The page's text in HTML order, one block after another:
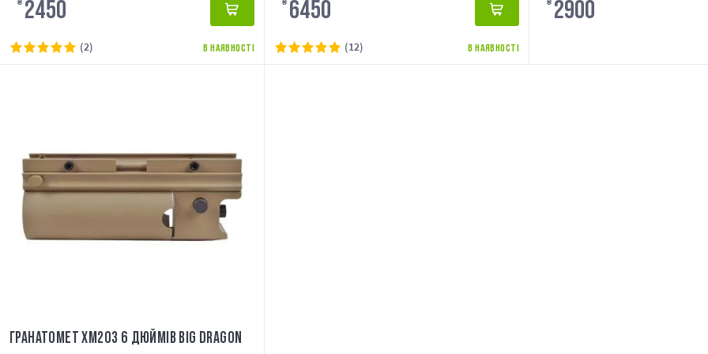
₴ 2450
В НАЯВНОСТІ
(2)
₴ 6450
В НАЯВНОСТІ
(12)
₴ 2900
ГРАНАТОМЕТ XM203 6 ДЮЙМІВ BIG DRAGON